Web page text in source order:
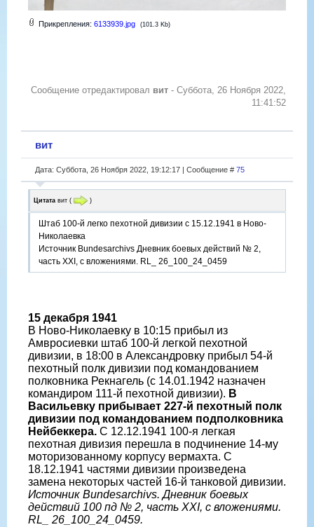
Прикрепления: 6133939.jpg (101.3 Kb)
Сообщение отредактировал вит - Суббота, 26 Ноября 2022,
11:41:52
вит
Дата: Суббота, 26 Ноября 2022, 19:12:17 | Сообщение # 75
Цитата вит ( )
Штаб 100-й легко пехотной дивизии с 15.12.1941 в Ново-
Николаевка
Источник Bundesarchivs Дневник боевых действий № 2,
часть XXI, с вложениями. RL_ 26_100_24_0459
15 декабря 1941
В Ново-Николаевку в 10:15 прибыл из
Амвросиевки штаб 100-й легкой пехотной
дивизии, в 18:00 в Александровку прибыл 54-й
пехотный полк дивизии под командованием
полковника Рекнагель (с 14.01.1942 назначен
командиром 111-й пехотной дивизии). В
Васильевку прибывает 227-й пехотный полк
дивизии под командованием подполковника
Нейбеккера. С 12.12.1941 100-я легкая
пехотная дивизия перешла в подчинение 14-му
моторизованному корпусу вермахта. С
18.12.1941 частями дивизии произведена
замена некоторых частей 16-й танковой дивизии.
Источник Bundesarchivs. Дневник боевых
действий 100 пд № 2, часть XXI, с вложениями.
RL_ 26_100_24_0459.